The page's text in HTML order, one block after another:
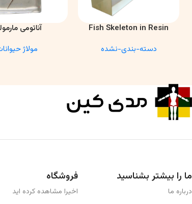
اطلاعات بیشتر
Fish Skeleton in Resin
Anatomy Specimen
دسته-بندی-نشده
اطلاعات بیشتر
آناتومی
مولاژ
ما را بیشتر بشناسید
درباره ما
فروشگاه
اخیرا مشاهده کرده اید